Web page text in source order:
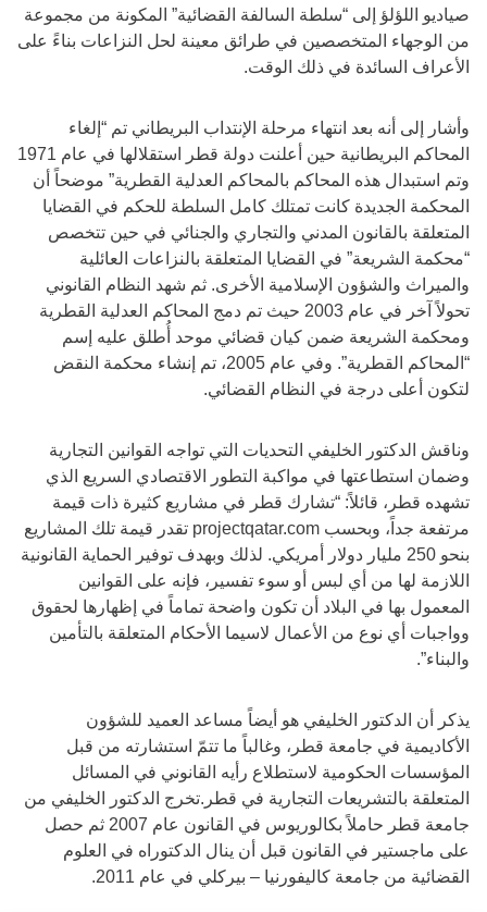
صياديو اللؤلؤ إلى “سلطة السالفة القضائية” المكونة من مجموعة
من الوجهاء المتخصصين في طرائق معينة لحل النزاعات بناءً على
الأعراف السائدة في ذلك الوقت.
وأشار إلى أنه بعد انتهاء مرحلة الإنتداب البريطاني تم “إلغاء
المحاكم البريطانية حين أعلنت دولة قطر استقلالها في عام 1971
وتم استبدال هذه المحاكم بالمحاكم العدلية القطرية” موضحاً أن
المحكمة الجديدة كانت تمتلك كامل السلطة للحكم في القضايا
المتعلقة بالقانون المدني والتجاري والجنائي في حين تتخصص
“محكمة الشريعة” في القضايا المتعلقة بالنزاعات العائلية
والميراث والشؤون الإسلامية الأخرى. ثم شهد النظام القانوني
تحولاً آخر في عام 2003 حيث تم دمج المحاكم العدلية القطرية
ومحكمة الشريعة ضمن كيان قضائي موحد أُطلق عليه إسم
“المحاكم القطرية”. وفي عام 2005، تم إنشاء محكمة النقض
لتكون أعلى درجة في النظام القضائي.
وناقش الدكتور الخليفي التحديات التي تواجه القوانين التجارية
وضمان استطاعتها في مواكبة التطور الاقتصادي السريع الذي
تشهده قطر، قائلاً: “تشارك قطر في مشاريع كثيرة ذات قيمة
مرتفعة جداً، وبحسب projectqatar.com تقدر قيمة تلك المشاريع
بنحو 250 مليار دولار أمريكي. لذلك وبهدف توفير الحماية القانونية
اللازمة لها من أي لبس أو سوء تفسير، فإنه على القوانين
المعمول بها في البلاد أن تكون واضحة تماماً في إظهارها لحقوق
وواجبات أي نوع من الأعمال لاسيما الأحكام المتعلقة بالتأمين
والبناء”.
يذكر أن الدكتور الخليفي هو أيضاً مساعد العميد للشؤون
الأكاديمية في جامعة قطر، وغالباً ما تتمّ استشارته من قبل
المؤسسات الحكومية لاستطلاع رأيه القانوني في المسائل
المتعلقة بالتشريعات التجارية في قطر.تخرج الدكتور الخليفي من
جامعة قطر حاملاً بكالوريوس في القانون عام 2007 ثم حصل
على ماجستير في القانون قبل أن ينال الدكتوراه في العلوم
القضائية من جامعة كاليفورنيا – بيركلي في عام 2011.